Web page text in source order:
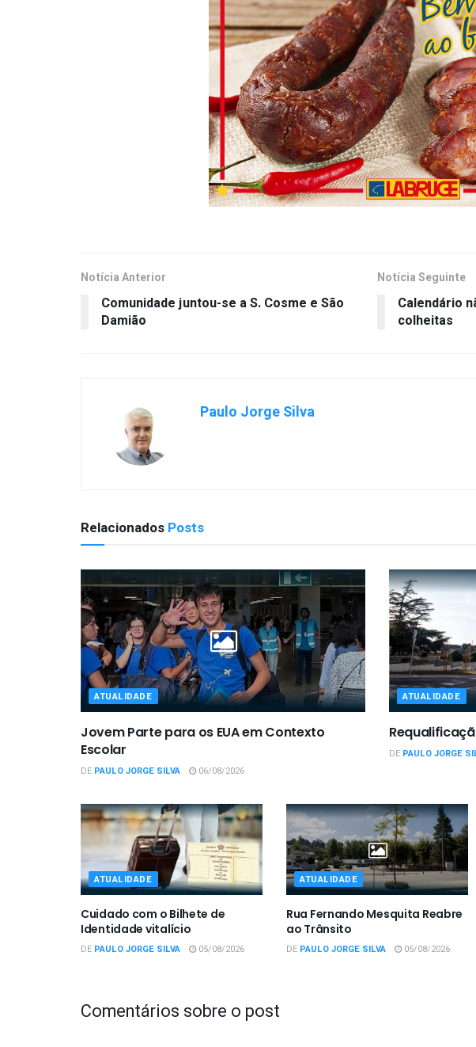
Notícia Anterior
Comunidade juntou-se a S. Cosme e São
Damião
Notícia Seguinte
Calendário
colheitas
Paulo Jorge Silva
Relacionados Posts
ATUALIDADE
Jovem Parte para os EUA em Contexto
Escolar
DE PAULO JORGE SILVA 06/08/2026
ATUALIDADE
DE PAULO JORGE
ATUALIDADE
Cuidado com o Bilhete de
Identidade vitalício
DE PAULO JORGE SILVA 05/08/2026
ATUALIDADE
Rua Fernando Mesquita Reabre
ao Trânsito
DE PAULO JORGE SILVA 05/08/2026
Comentários sobre o post